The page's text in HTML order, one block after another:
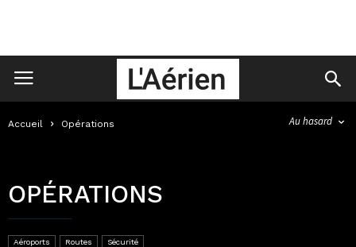
Accueil Opérations Au hasard
OPÉRATIONS
Aéroports Routes Sécurité